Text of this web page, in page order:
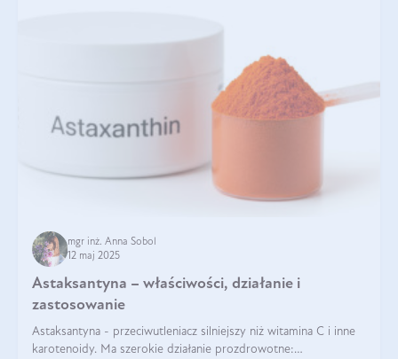
mgr inż. Anna Sobol
12 maj 2025
Astaksantyna – właściwości, działanie i
zastosowanie
Astaksantyna - przeciwutleniacz silniejszy niż witamina C i inne
karotenoidy. Ma szerokie działanie prozdrowotne: